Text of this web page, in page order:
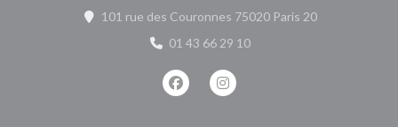
101 rue des Couronnes 75020 Paris 20
01 43 66 29 10
Facebook ((открывается в новом
Instagram ((открывается в